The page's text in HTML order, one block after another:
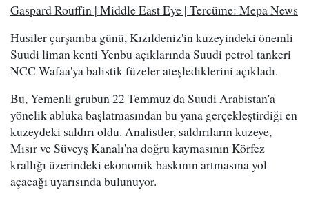
Gaspard Rouffin | Middle East Eye | Tercüme: Mepa News
Husiler çarşamba günü, Kızıldeniz'in kuzeyindeki önemli
Suudi liman kenti Yenbu açıklarında Suudi petrol tankeri
NCC Wafaa'ya balistik füzeler ateşlediklerini açıkladı.
Bu, Yemenli grubun 22 Temmuz'da Suudi Arabistan'a
yönelik abluka başlatmasından bu yana gerçekleştirdiği en
kuzeydeki saldırı oldu. Analistler, saldırıların kuzeye,
Mısır ve Süveyş Kanalı'na doğru kaymasının Körfez
krallığı üzerindeki ekonomik baskının artmasına yol
açacağı uyarısında bulunuyor.